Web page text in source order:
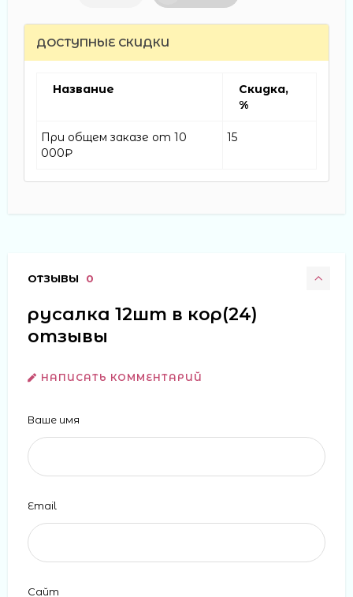
ДОСТУПНЫЕ СКИДКИ
Название
Скидка,
%
При общем заказе от 10
000₽
15
ОТЗЫВЫ 0
русалка 12шт в кор(24)
отзывы
НАПИСАТЬ КОММЕНТАРИЙ
Ваше имя
Email
Сайт